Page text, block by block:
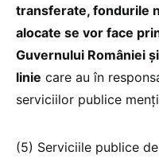
transferate, fondurile
alocate se vor face
Guvernului României
linie care au în
serviciilor publice
(5) Serviciile publice